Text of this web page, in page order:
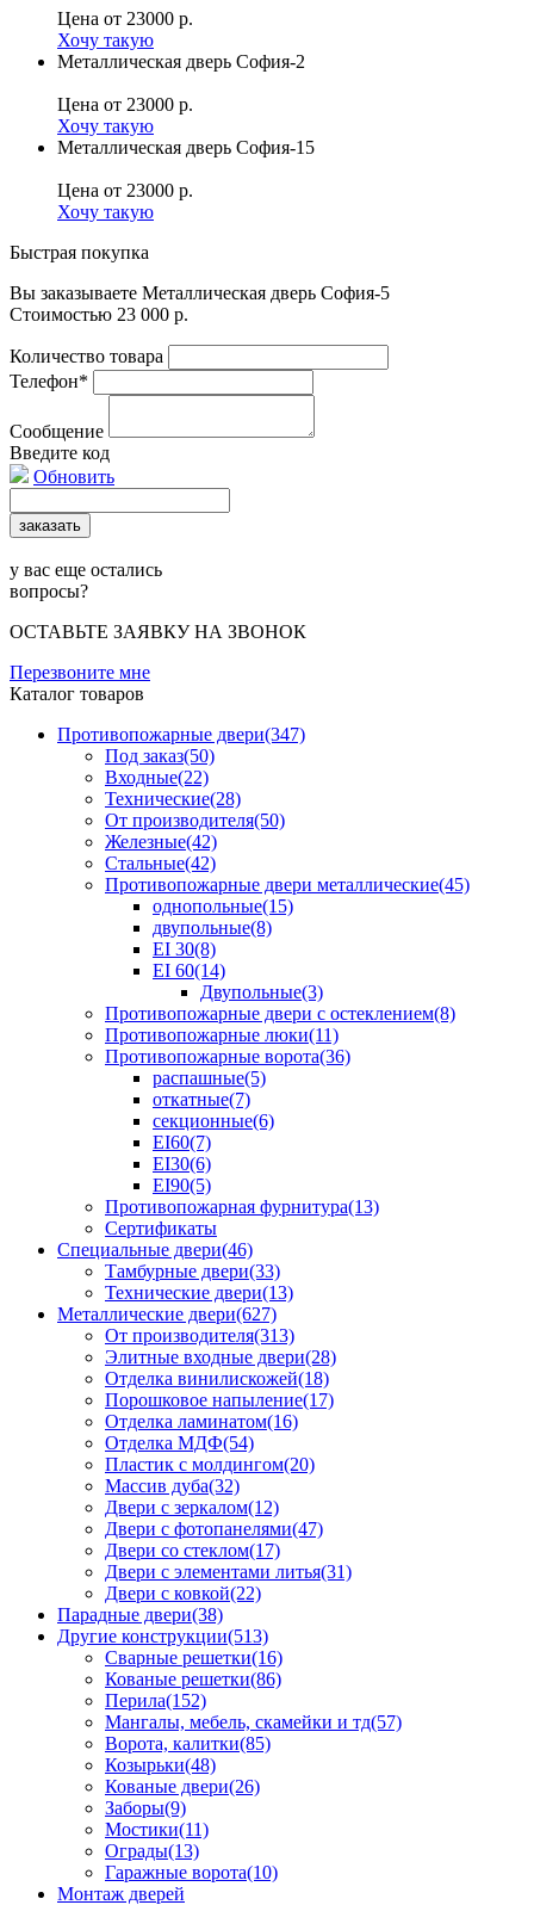
Цена от 23000 р.
Хочу такую
Металлическая дверь София-2
Цена от 23000 р.
Хочу такую
Металлическая дверь София-15
Цена от 23000 р.
Хочу такую
Быстрая покупка
Вы заказываете Металлическая дверь София-5
Стоимостью 23 000 р.
Количество товара
Телефон*
Сообщение
Введите код
Обновить
у вас еще остались
вопросы?
ОСТАВЬТЕ ЗАЯВКУ НА ЗВОНОК
Перезвоните мне
Каталог товаров
Противопожарные двери(347)
Под заказ(50)
Входные(22)
Технические(28)
От производителя(50)
Железные(42)
Cтальные(42)
Противопожарные двери металлические(45)
однопольные(15)
двупольные(8)
EI 30(8)
EI 60(14)
Двупольные(3)
Противопожарные двери с остеклением(8)
Противопожарные люки(11)
Противопожарные ворота(36)
распашные(5)
откатные(7)
секционные(6)
EI60(7)
EI30(6)
EI90(5)
Противопожарная фурнитура(13)
Сертификаты
Специальные двери(46)
Тамбурные двери(33)
Технические двери(13)
Металлические двери(627)
От производителя(313)
Элитные входные двери(28)
Отделка винилискожей(18)
Порошковое напыление(17)
Отделка ламинатом(16)
Отделка МДФ(54)
Пластик с молдингом(20)
Массив дуба(32)
Двери с зеркалом(12)
Двери с фотопанелями(47)
Двери со стеклом(17)
Двери с элементами литья(31)
Двери с ковкой(22)
Парадные двери(38)
Другие конструкции(513)
Сварные решетки(16)
Кованые решетки(86)
Перила(152)
Мангалы, мебель, скамейки и тд(57)
Ворота, калитки(85)
Козырьки(48)
Кованые двери(26)
Заборы(9)
Мостики(11)
Ограды(13)
Гаражные ворота(10)
Монтаж дверей